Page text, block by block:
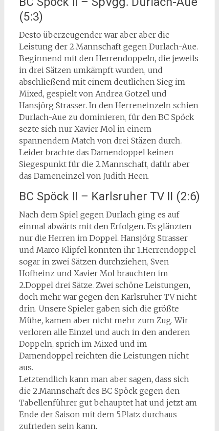
(5:3)
Desto überzeugender war aber aber die
Leistung der 2.Mannschaft gegen Durlach-Aue.
Beginnend mit den Herrendoppeln, die jeweils
in drei Sätzen umkämpft wurden, und
abschließend mit einem deutlichen Sieg im
Mixed, gespielt von Andrea Gotzel und
Hansjörg Strasser. In den Herreneinzeln schien
Durlach-Aue zu dominieren, für den BC Spöck
sezte sich nur Xavier Mol in einem
spannendem Match von drei Stäzen durch.
Leider brachte das Damendoppel keinen
Siegespunkt für die 2.Mannschaft, dafür aber
das Dameneinzel von Judith Heen.
BC Spöck II – Karlsruher TV II (2:6)
Nach dem Spiel gegen Durlach ging es auf
einmal abwärts mit den Erfolgen. Es glänzten
nur die Herren im Doppel. Hansjörg Strasser
und Marco Klipfel konnten ihr 1.Herrendoppel
sogar in zwei Sätzen durchziehen, Sven
Hofheinz und Xavier Mol brauchten im
2.Doppel drei Sätze. Zwei schöne Leistungen,
doch mehr war gegen den Karlsruher TV nicht
drin. Unsere Spieler gaben sich die größte
Mühe, kamen aber nicht mehr zum Zug. Wir
verloren alle Einzel und auch in den anderen
Doppeln, sprich im Mixed und im
Damendoppel reichten die Leistungen nicht
aus.
Letztendlich kann man aber sagen, dass sich
die 2.Mannschaft des BC Spöck gegen den
Tabellenführer gut behauptet hat und jetzt am
Ende der Saison mit dem 5.Platz durchaus
zufrieden sein kann.